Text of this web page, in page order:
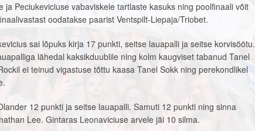
ja Peciukeviciuse vabaviskele tartlaste kasuks ning poolfinaali võit
oodatakse paarist Ventspilt-Liepaja/Triobet.
sai lõpuks kirja 17 punkti, seitse lauapalli ja seitse korvisöötu.
lähedal kaksikduublile ning kolm kaugviset tabanud Tanel
ei teinud vigastuse tõttu kaasa Tanel Sokk ning perekondlikel
12 punkti ja seitse lauapalli. Samuti 12 punkti ning sinna
Lee. Gintaras Leonaviciuse arvele jäi 10 silma.